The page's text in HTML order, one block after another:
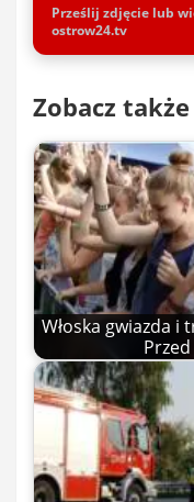
Prześlij zdjęcie lub
ostrow24.tv
Zobacz także
Włoska gwiazda i